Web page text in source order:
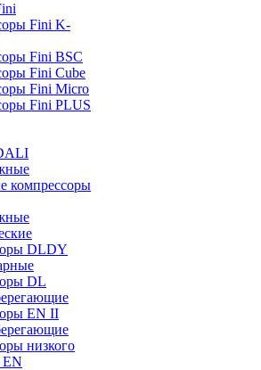
Fini K-
Fini BSC
Fini Cube
Fini Micro
Fini PLUS
компрессоры
DLDY
DL
EN II
низкого
EN